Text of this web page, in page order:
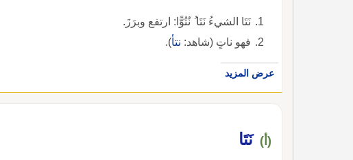
نَتَا الشيءُ نَتَا ُ نُتُوًّا: ارتفع وبرَزَ.
فهو ناتٍ (شاهد: نتأ).
عرض المزيد
(أ) نَتَا